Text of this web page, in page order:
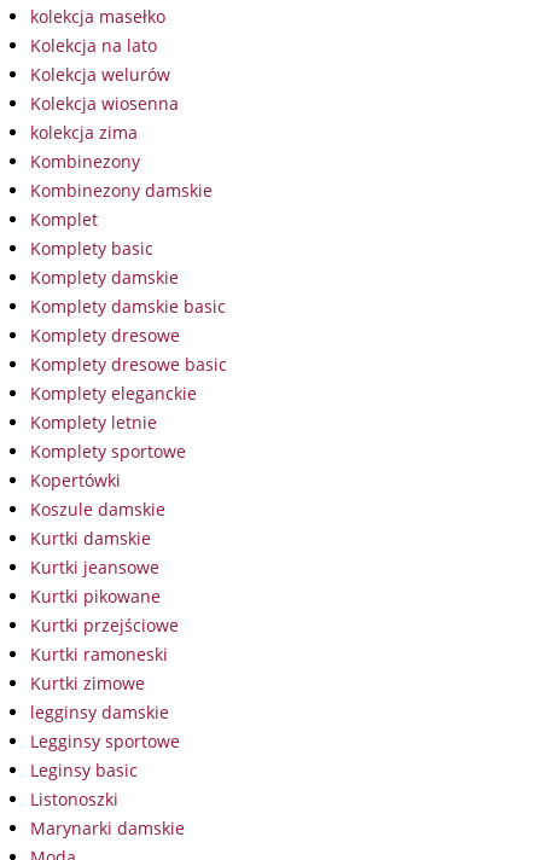
kolekcja masełko
Kolekcja na lato
Kolekcja welurów
Kolekcja wiosenna
kolekcja zima
Kombinezony
Kombinezony damskie
Komplet
Komplety basic
Komplety damskie
Komplety damskie basic
Komplety dresowe
Komplety dresowe basic
Komplety eleganckie
Komplety letnie
Komplety sportowe
Kopertówki
Koszule damskie
Kurtki damskie
Kurtki jeansowe
Kurtki pikowane
Kurtki przejściowe
Kurtki ramoneski
Kurtki zimowe
legginsy damskie
Legginsy sportowe
Leginsy basic
Listonoszki
Marynarki damskie